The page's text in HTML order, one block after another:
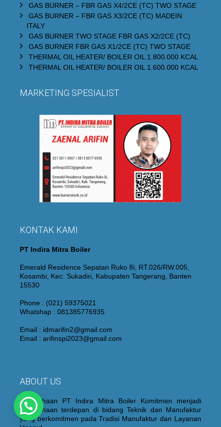
GAS BURNER – FBR GAS X4/2CE (TC) TWO STAGE
GAS BURNER – FBR GAS X3/2CE (TC) MADEIN
ITALY
GAS BURNER TWO STAGE FBR GAS X2/2CE (TC)
GAS BURNER FBR GAS X1/2CE (TC) TWO STAGE
THERMAL OIL HEATER/ BOILER OIL 1.800.000 KCAL
THERMAL OIL HEATER/ BOILER OIL 1.600.000 KCAL
MARKETING SPESIALIST
KONTAK KAMI
PT Indira Mitra Boiler
Emerald Residence Sepatan Ruko 8i, RT.026/RW.005,
Kosambi, Kec. Sukadiri, Kabupaten Tangerang, Banten
15530
Phone : (021) 59375021
Whatshap : 081385776935
Email : idmarifin2@gmail.com
Email : arifinspi2023@gmail.com
ABOUT US
Perusahaan PT Indira Mitra Boiler Komitmen menjadi
Perusahaan terdepan di bidang Teknik dan Manufaktur
yang berkomitmen pada Tradisi Manufaktur dan Layanan